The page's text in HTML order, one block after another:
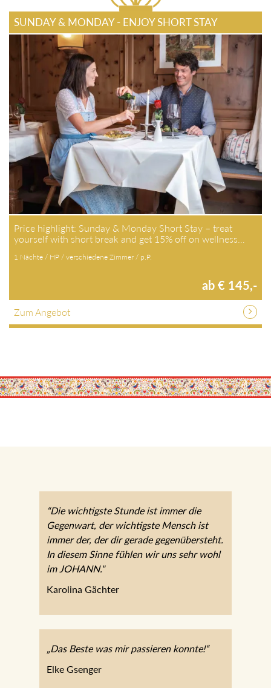
SUNDAY & MONDAY - ENJOY SHORT STAY
Price highlight: Sunday & Monday Short Stay – treat
yourself with short break and get 15% off on wellness…
1 Nächte / HP / verschiedene Zimmer / p.P.
ab € 145,-
Zum Angebot
“Die wichtigste Stunde ist immer die
Gegenwart, der wichtigste Mensch ist
immer der, der dir gerade gegenübersteht.
In diesem Sinne fühlen wir uns sehr wohl
im JOHANN."
Karolina Gächter
„Das Beste was mir passieren konnte!“
Elke Gsenger